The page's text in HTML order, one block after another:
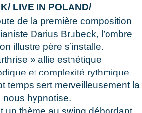
LIVE IN POLAND/
de la première composition
Darius Brubeck, l’ombre
illustre père s’installe.
» allie esthétique
et complexité rythmique.
temps sert merveilleusement la
nous hypnotise.
un thème au swing débordant